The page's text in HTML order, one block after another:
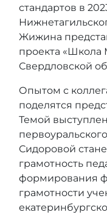
стандартов в
Жижина
проекта
Свердловской
Опытом с
поделятся
Темой
Сидоровой
грамотность
формирования
грамотности